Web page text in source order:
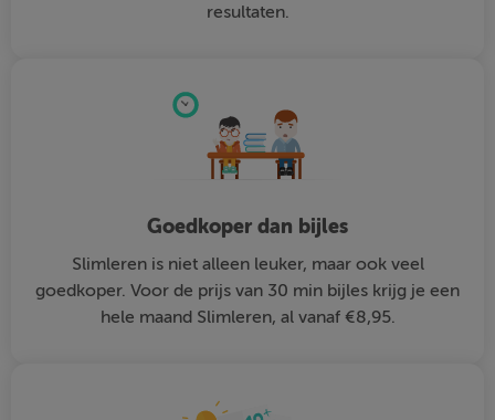
resultaten.
Goedkoper dan bijles
Slimleren is niet alleen leuker, maar ook veel
goedkoper. Voor de prijs van 30 min bijles krijg je een
hele maand Slimleren, al vanaf €8,95.